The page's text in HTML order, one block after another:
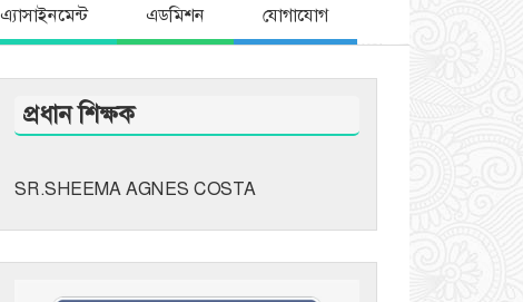
এ্যাসাইনমেন্ট এডমিশন যোগাযোগ
প্রধান শিক্ষক
SR.SHEEMA AGNES COSTA